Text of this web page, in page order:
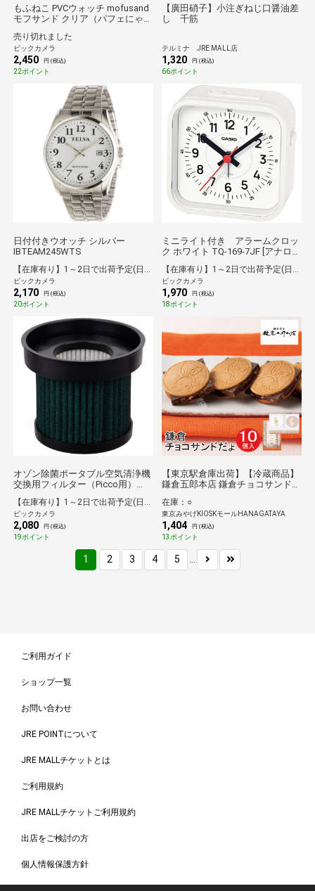
もふねこ PVCウォッチ mofusand
モフサンド クリア（パフェにゃ
売り切れました
ビックカメラ
2,450 円 (税込)
22ポイント
【廣田硝子】小注ぎねじ口醤油差
し 千筋
テルミナ JRE MALL店
1,320 円 (税込)
66ポイント
日付付きウオッチ シルバー
IBTEAM245WTS
【在庫有り】1～2日で出荷予定(日付指定可)
ビックカメラ
2,170 円 (税込)
20ポイント
ミニライト付き アラームクロッ
ク ホワイト TQ-169-7JF [アナロ
【在庫有り】1～2日で出荷予定(日付指定可)
ビックカメラ
1,970 円 (税込)
18ポイント
オゾン除菌ポータブル空気清浄機
交換用フィルター（Picco用）
【在庫有り】1～2日で出荷予定(日付指定可)
ビックカメラ
2,080 円 (税込)
19ポイント
【東京駅倉庫出荷】【冷蔵商品】
鎌倉五郎本店 鎌倉チョコサンドだ
在庫：○
東京みやげKIOSKモールHANAGATAYA
1,404 円 (税込)
13ポイント
1 2 3 4 5
ご利用ガイド
ショップ一覧
お問い合わせ
JRE POINTについて
JRE MALLチケットとは
ご利用規約
JRE MALLチケットご利用規約
出店をご検討の方
個人情報保護方針